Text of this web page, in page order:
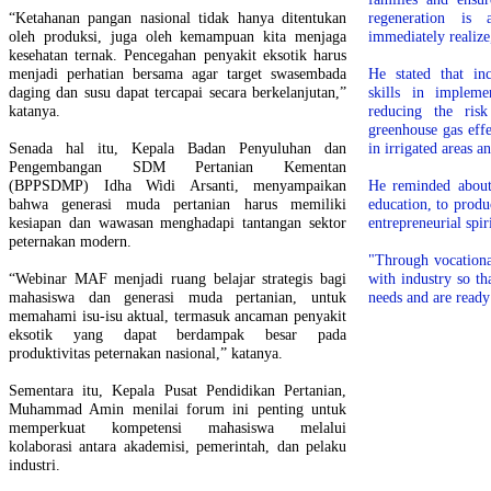
“Ketahanan pangan nasional tidak hanya ditentukan
oleh produksi, juga oleh kemampuan kita menjaga
kesehatan ternak. Pencegahan penyakit eksotik harus
menjadi perhatian bersama agar target swasembada
daging dan susu dapat tercapai secara berkelanjutan,”
katanya.
Senada hal itu, Kepala Badan Penyuluhan dan
Pengembangan SDM Pertanian Kementan
(BPPSDMP) Idha Widi Arsanti, menyampaikan
bahwa generasi muda pertanian harus memiliki
kesiapan dan wawasan menghadapi tantangan sektor
peternakan modern.
“Webinar MAF menjadi ruang belajar strategis bagi
mahasiswa dan generasi muda pertanian, untuk
memahami isu-isu aktual, termasuk ancaman penyakit
eksotik yang dapat berdampak besar pada
produktivitas peternakan nasional,” katanya.
Sementara itu, Kepala Pusat Pendidikan Pertanian,
Muhammad Amin menilai forum ini penting untuk
memperkuat kompetensi mahasiswa melalui
kolaborasi antara akademisi, pemerintah, dan pelaku
industri.
regeneration is
immediately
He stated that
skills in
reducing the
greenhouse gas
in irrigated areas
He reminded
education, to
entrepreneurial
"Through
with industry so
needs and are